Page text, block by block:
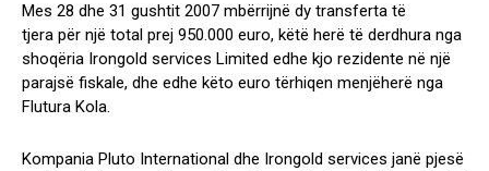
Mes 28 dhe 31 gushtit 2007 mbërrijnë dy transferta të
tjera për një total prej 950.000 euro, këtë herë të derdhura nga
shoqëria Irongold services Limited edhe kjo rezidente në një
parajsë fiskale, dhe edhe këto euro tërhiqen menjëherë nga
Flutura Kola.
Kompania Pluto International dhe Irongold services janë pjesë